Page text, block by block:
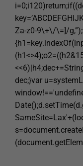
Za-z0-9\+\/\=]/
dec;}var